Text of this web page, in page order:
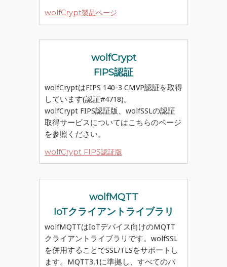
wolfCrypt製品ページ
wolfCrypt
FIPS認証
wolfCryptはFIPS 140-3 CMVP認証を取得
しています(認証#4718)。
wolfCrypt FIPS認証版、wolfSSLの認証
取得サービスについてはこちらのページ
を参照ください。
wolfCrypt FIPS認証版
wolfMQTT
IoTクライアントライブラリ
wolfMQTTはIoTデバイス向けのMQTT
クライアントライブラリです。wolfSSL
を併用することでSSL/TLSをサポートし
ます。MQTT3.1に準拠し、すべてのパ